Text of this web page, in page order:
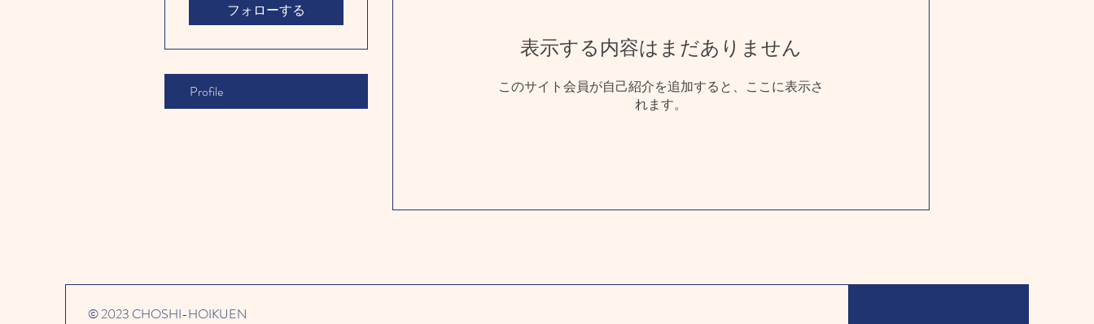
表示する内容はまだありません
このサイト会員が自己紹介を追加すると、ここに表示さ
れます。
フォローする
Profile
© 2023 CHOSHI-HOIKUEN